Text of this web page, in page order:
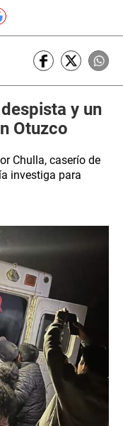
y un
Otuzco
Chulla, caserío de
investiga para